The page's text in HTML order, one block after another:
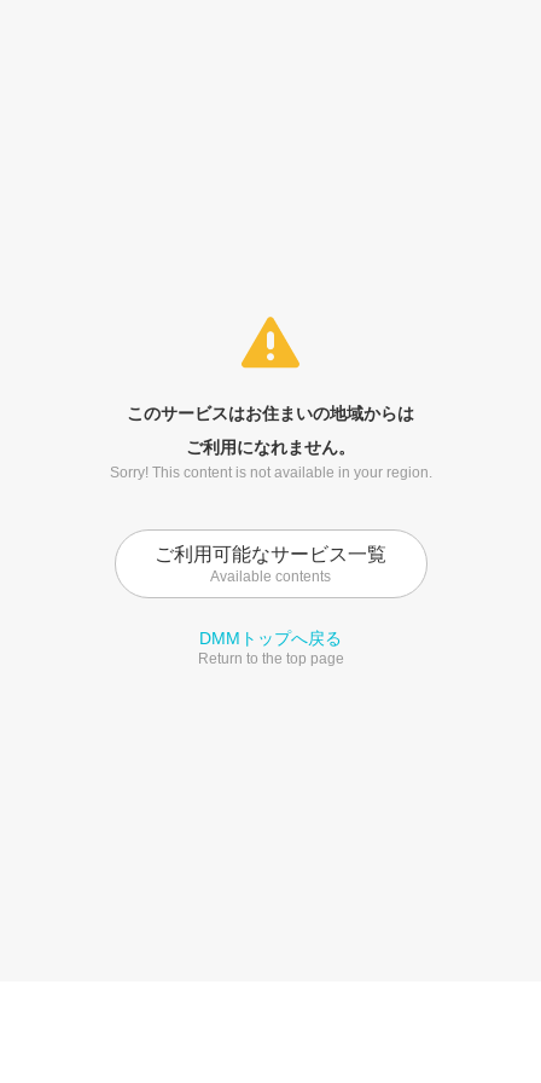
このサービスはお住まいの地域からは
ご利用になれません。
Sorry! This content is not available in your region.
ご利用可能なサービス一覧
Available contents
DMMトップへ戻る
Return to the top page